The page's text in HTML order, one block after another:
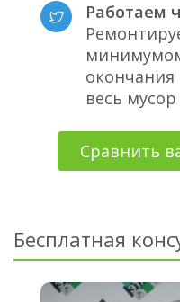
Работаем
весь мусор
Сравнить
Бесплатная